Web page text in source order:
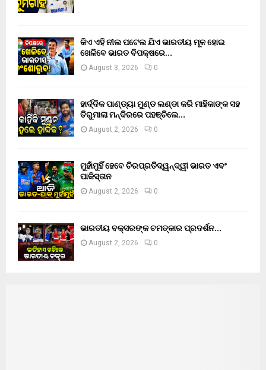
କିଏ ଏହି ନୀଲ ପଟେଲ ଯିଏ ଭାରତୀୟ ମୂଳ ହୋଇ
ଖେଳିବେ ଭାରତ ବିପକ୍ଷରେ…
August 3, 2026 0
ହାର୍ଦ୍ଦିକ ପାଣ୍ଡ୍ୟା ମୁଣ୍ଡ ଲଣ୍ଡା କରି ମାହିକାଙ୍କ ସହ
ତିରୁମାଲା ମନ୍ଦିରରେ ପହଞ୍ଚିଲେ…
August 2, 2026 0
ମୁହାଁମୁହିଁ ହେବେ ଚିରପ୍ରତିଦ୍ୱନ୍ଦ୍ୱୀ ଭାରତ ଏବଂ
ପାକିସ୍ତାନ
August 2, 2026 0
ଭାରତୀୟ ବକ୍ସରଙ୍କ ଚମତ୍କାର ପ୍ରଦର୍ଶନ…
August 2, 2026 0